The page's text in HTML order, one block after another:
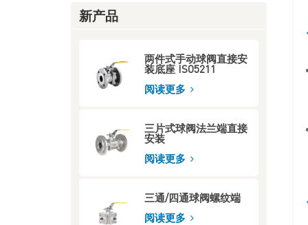
新产品
两件式手动球阀直接安
装底座 ISO5211
阅读更多
三片式球阀法兰端直接
安装
阅读更多
三通/四通球阀螺纹端
阅读更多